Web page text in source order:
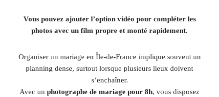
Vous pouvez ajouter l’option vidéo pour compléter les
photos avec un film propre et monté rapidement.
Organiser un mariage en Île-de-France implique souvent un
planning dense, surtout lorsque plusieurs lieux doivent
s’enchaîner.
Avec un photographe de mariage pour 8h, vous disposez